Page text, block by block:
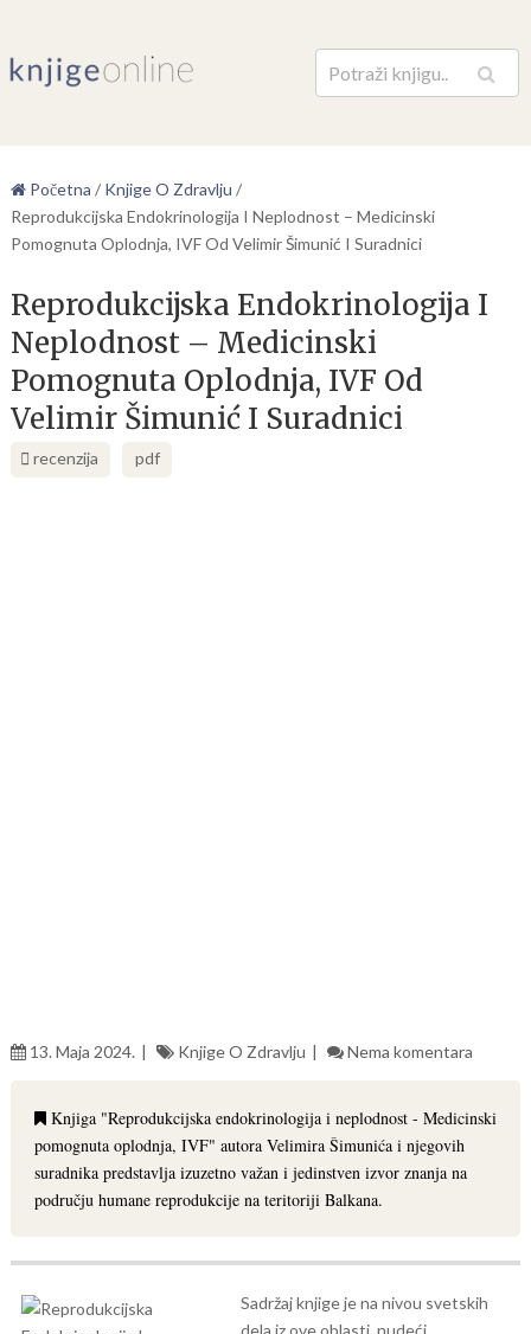
Pretraga
Početna / Knjige O Zdravlju /
Reprodukcijska Endokrinologija I Neplodnost – Medicinski
Pomognuta Oplodnja, IVF Od Velimir Šimunić I Suradnici
Reprodukcijska Endokrinologija I
Neplodnost – Medicinski
Pomognuta Oplodnja, IVF Od
Velimir Šimunić I Suradnici
recenzija pdf
13. Maja 2024. Knjige O Zdravlju Nema komentara
Knjiga "Reprodukcijska endokrinologija i neplodnost - Medicinski
pomognuta oplodnja, IVF" autora Velimira Šimunića i njegovih
suradnika predstavlja izuzetno važan i jedinstven izvor znanja na
području humane reprodukcije na teritoriji Balkana.
Sadržaj knjige je na nivou svetskih
dela iz ove oblasti, nudeći